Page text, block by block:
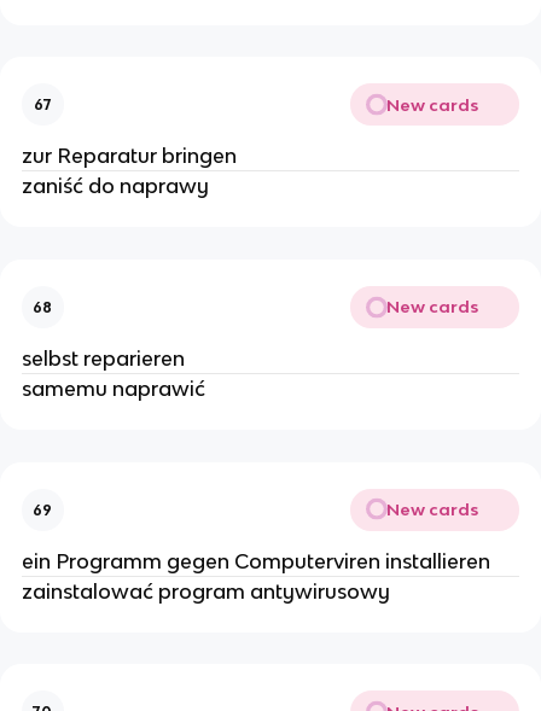
67 New cards
zur Reparatur bringen
zaniść do naprawy
68 New cards
selbst reparieren
samemu naprawić
69 New cards
ein Programm gegen Computerviren installieren
zainstalować program antywirusowy